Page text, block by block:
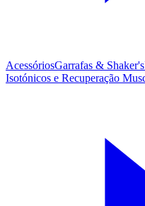
AcessóriosGarrafas & Shaker's
Isotónicos e Recuperação